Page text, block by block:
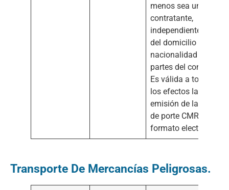
menos sea un país
contratante,
independientemente
del domicilio y
nacionalidad de las
partes del contrato.
Es válida a todos
los efectos la
emisión de la carta
de porte CMR en
formato electrónico.
Transporte De Mercancías Peligrosas.